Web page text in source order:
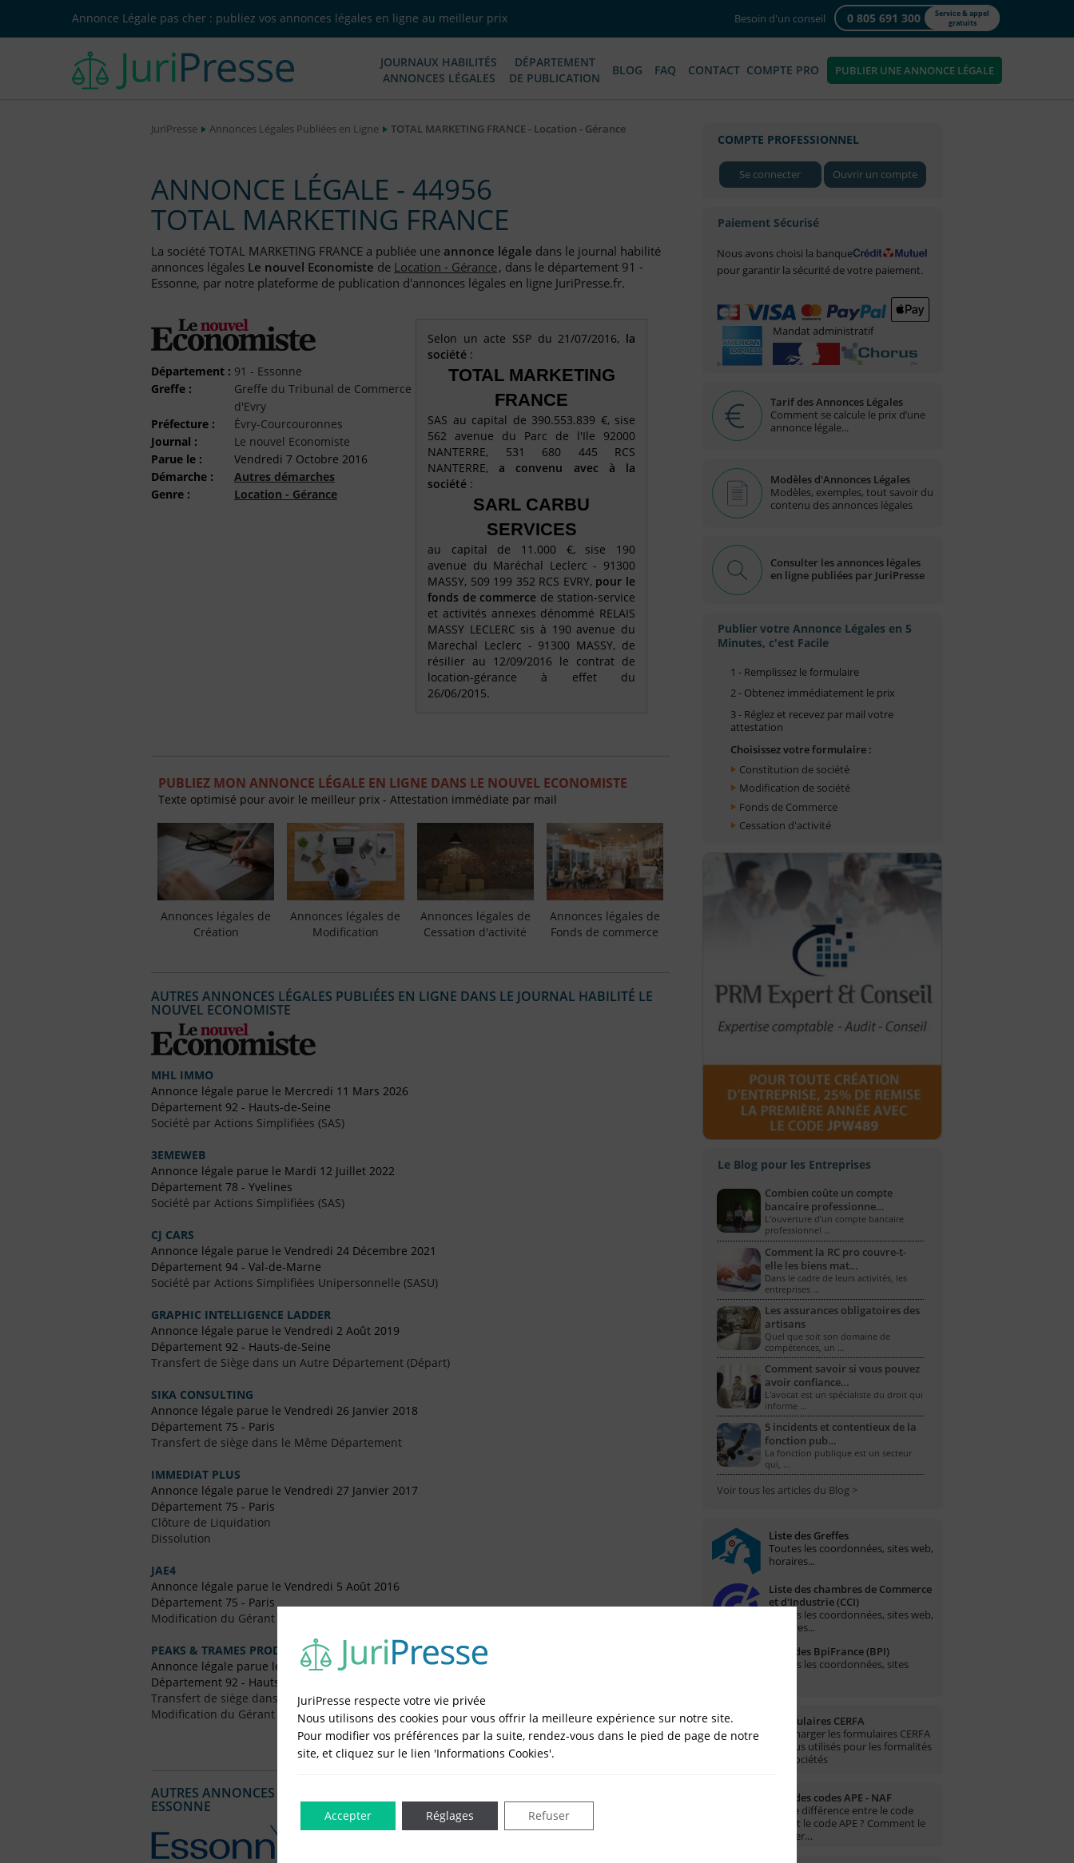
Annonce Légale pas cher : publiez vos annonces légales en ligne au meilleur prix Besoin d'un conseil 0 805 691 300
Service & appel
gratuits
JOURNAUX HABILITÉS
ANNONCES LÉGALES
DÉPARTEMENT
DE PUBLICATION
BLOG FAQ CONTACT COMPTE PRO PUBLIER UNE ANNONCE LÉGALE
JuriPresse Annonces Légales Publiées en Ligne TOTAL MARKETING FRANCE - Location - Gérance
ANNONCE LÉGALE - 44956
TOTAL MARKETING FRANCE
La société TOTAL MARKETING FRANCE a publiée une annonce légale dans le journal habilité
annonces légales Le nouvel Economiste de Location - Gérance, dans le département 91 -
Essonne, par notre plateforme de publication d'annonces légales en ligne JuriPresse.fr.
Département : 91 - Essonne
Greffe :
Greffe du Tribunal de Commerce
d'Evry
Préfecture :
Évry-Courcouronnes
Journal :
Le nouvel Economiste
Parue le :
Vendredi 7 Octobre 2016
Démarche :
Autres démarches
Genre :
Location - Gérance
Selon un acte SSP du 21/07/2016, la
société :
TOTAL MARKETING
FRANCE
SAS au capital de 390.553.839 €, sise
562 avenue du Parc de l'Ile 92000
NANTERRE, 531 680 445 RCS
NANTERRE,a convenu avec à la
société :
SARL CARBU
SERVICES
au capital de 11.000 €, sise 190
avenue du Maréchal Leclerc - 91300
MASSY, 509 199 352 RCS EVRY, pour le
fonds de commerce de station-service
et activités annexes dénommé RELAIS
MASSY LECLERC sis à 190 avenue du
Marechal Leclerc - 91300 MASSY, de
résilier au 12/09/2016 le contrat de
location-gérance à effet du
26/06/2015.
PUBLIEZ MON ANNONCE LÉGALE EN LIGNE DANS LE NOUVEL ECONOMISTE
Texte optimisé pour avoir le meilleur prix - Attestation immédiate par mail
Annonces légales de
Création
Annonces légales de
Modification
Annonces légales de
Cessation d'activité
Annonces légales de
Fonds de commerce
AUTRES ANNONCES LÉGALES PUBLIÉES EN LIGNE DANS LE JOURNAL HABILITÉ LE
NOUVEL ECONOMISTE
MHL IMMO
Annonce légale parue le Mercredi 11 Mars 2026
Département 92 - Hauts-de-Seine
Société par Actions Simplifiées (SAS)
3EMEWEB
Annonce légale parue le Mardi 12 Juillet 2022
Département 78 - Yvelines
Société par Actions Simplifiées (SAS)
CJ CARS
Annonce légale parue le Vendredi 24 Décembre 2021
Département 94 - Val-de-Marne
Société par Actions Simplifiées Unipersonnelle (SASU)
GRAPHIC INTELLIGENCE LADDER
Annonce légale parue le Vendredi 2 Août 2019
Département 92 - Hauts-de-Seine
Transfert de Siège dans un Autre Département (Départ)
SIKA CONSULTING
Annonce légale parue le Vendredi 26 Janvier 2018
Département 75 - Paris
Transfert de siège dans le Même Département
IMMEDIAT PLUS
Annonce légale parue le Vendredi 27 Janvier 2017
Département 75 - Paris
Clôture de Liquidation
Dissolution
JAE4
Annonce légale parue le Vendredi 5 Août 2016
Département 75 - Paris
Modification du Gérant / Co-Gérant
PEAKS & TRAMES PRODUCTION
Annonce légale parue le Vendredi 12 Février 2016
Département 92 - Hauts-de-Seine
Transfert de siège dans un Autre Département (Arrivée)
Modification du Gérant / Co-Gérant
AUTRES ANNONCES LÉGALES PUBLIÉES EN LIGNE DANS LE DÉPARTEMENT DU 91 -
ESSONNE
COMPTE PROFESSIONNEL
Se connecter Ouvrir un compte
Paiement Sécurisé
Nous avons choisi la banque
pour garantir la sécurité de votre paiement.
Mandat administratif
Tarif des Annonces Légales
Comment se calcule le prix d’une
annonce légale...
Modèles d'Annonces Légales
Modèles, exemples, tout savoir du
contenu des annonces légales
Consulter les annonces légales
en ligne publiées par JuriPresse
Publier votre Annonce Légales en 5
Minutes, c'est Facile
1 - Remplissez le formulaire
2 - Obtenez immédiatement le prix
3 - Réglez et recevez par mail votre
attestation
Choisissez votre formulaire :
Constitution de société
Modification de société
Fonds de Commerce
Cessation d'activité
Le Blog pour les Entreprises
Combien coûte un compte
bancaire professionne…
L’ouverture d’un compte bancaire
professionnel …
Comment la RC pro couvre-t-
elle les biens mat…
Dans le cadre de leurs activités, les
entreprises …
Les assurances obligatoires des
artisans
Quel que soit son domaine de
compétences, un …
Comment savoir si vous pouvez
avoir confiance…
L'avocat est un spécialiste du droit qui
informe …
5 incidents et contentieux de la
fonction pub…
La fonction publique est un secteur
qui, …
Voir tous les articles du Blog >
Liste des Greffes
Toutes les coordonnées, sites web,
horaires...
Liste des chambres de Commerce
et d'Industrie (CCI)
Toutes les coordonnées, sites web,
horaires...
Liste des BpiFrance (BPI)
Toutes les coordonnées, sites
Formulaires CERFA
Télécharger les formulaires CERFA
les plus utilisés pour les formalités
des sociétés
Liste des codes APE - NAF
Quelle différence entre le code
NAF et le code APE ? Comment le
trouver…
JuriPresse respecte votre vie privée
Nous utilisons des cookies pour vous offrir la meilleure expérience sur notre site.
Pour modifier vos préférences par la suite, rendez-vous dans le pied de page de notre
site, et cliquez sur le lien 'Informations Cookies'.
Accepter Refuser
Réglages